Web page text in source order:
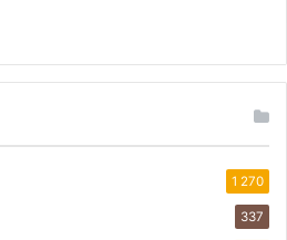
1 270
337